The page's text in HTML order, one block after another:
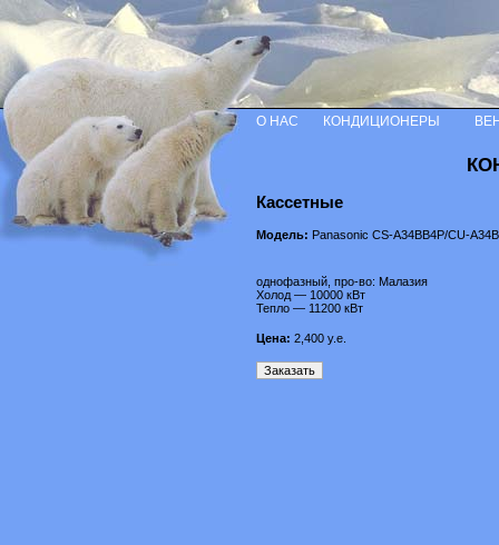
Кассетные
Модель: Panasonic CS-A34BB4P/CU-
однофазный, про-во: Малазия
Холод — 10000 кВт
Тепло — 11200 кВт
Цена: 2,400 у.е.
О НАС КОНДИЦИОНЕРЫ